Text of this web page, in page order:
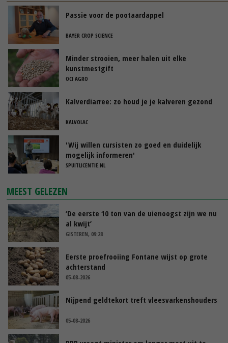
Passie voor de pootaardappel
BAYER CROP SCIENCE
Minder strooien, meer halen uit elke
kunstmestgift
OCI AGRO
Kalverdiarree: zo houd je je kalveren gezond
KALVOLAC
'Wij willen cursisten zo goed en duidelijk
mogelijk informeren'
SPUITLICENTIE.NL
MEEST GELEZEN
‘De eerste 10 ton van de uienoogst zijn we nu
al kwijt’
GISTEREN, 09:28
Eerste proefrooiing Fontane wijst op grote
achterstand
05-08-2026
Nijpend geldtekort treft vleesvarkenshouders
05-08-2026